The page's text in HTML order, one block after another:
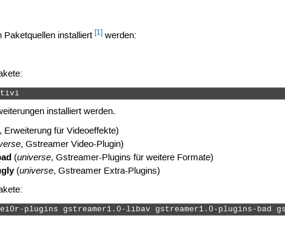
Paketquellen installiert[1] werden:
installiert werden.
Erweiterung für Videoeffekte)
, Gstreamer Video-Plugin)
(universe, Gstreamer-Plugins für weitere Formate)
(universe, Gstreamer Extra-Plugins)
plugins gstreamer1.0-libav gstreamer1.0-plugins-bad